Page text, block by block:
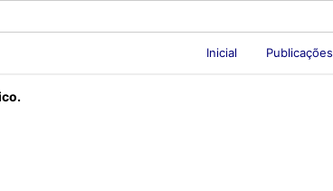
Inicial Publicações